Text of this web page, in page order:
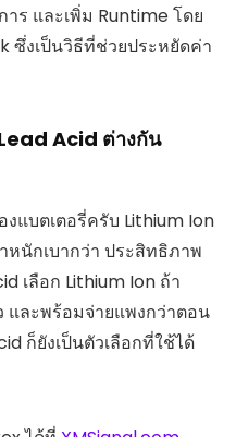
ร และเพิ่ม Runtime โดย
ซึ่งเป็นวิธีที่ช่วยประหยัดค่า
Acid ต่างกัน
แบตเตอรี่ครับ Lithium Ion
หนักเบากว่า ประสิทธิภาพ
เลือก Lithium Ion ถ้า
และพร้อมจ่ายแพงกว่าตอน
ก็ยังเป็นตัวเลือกที่ใช้ได้